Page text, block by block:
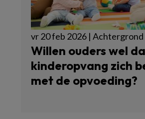
vr 20 feb 2026 | Achtergrond
Willen ouders wel
kinderopvang zich
met de opvoeding?